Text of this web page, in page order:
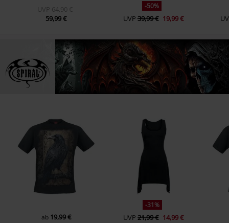
UVP 64,90 €
59,99 €
-50%
UVP 39,99 € 19,99 €
ab 19,99 €
-31%
UVP 21,99 € 14,99 €